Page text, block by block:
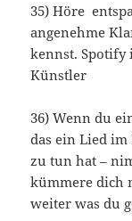
35) Höre
angenehme
kennst. Spotify
Künstler
36) Wenn du
das ein Lied
zu tun hat –
kümmere dich
weiter was du